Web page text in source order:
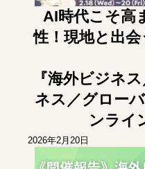
AI時代こそ高
性！現地と出
『海外ビジネ
ネス／グロー
ンライ
2026年2月20日